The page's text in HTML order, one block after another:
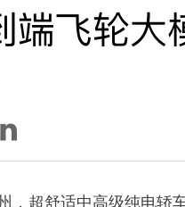
端飞轮大
，超舒适中高级纯电轿